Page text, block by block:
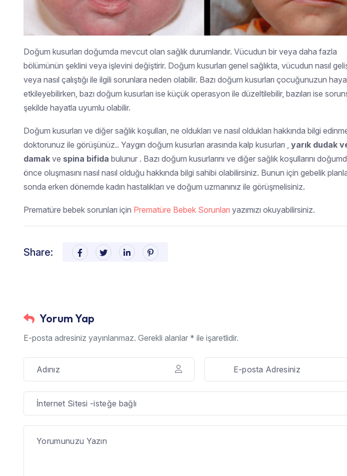
Doğum kusurları doğumda mevcut olan sağlık durumlarıdır. Vücudun bir veya daha fazla
bölümünün şeklini veya işlevini değiştirir. Doğum kusurları genel sağlıkta, vücudun nasıl
veya nasıl çalıştığı ile ilgili sorunlara neden olabilir. Bazı doğum kusurları çocuğunuzun
etkileyebilirken, bazı doğum kusurları ise küçük operasyon ile düzeltilebilir, bazıları ise
şekilde hayatla uyumlu olabilir.
Doğum kusurları ve diğer sağlık koşulları, ne oldukları ve nasıl oldukları hakkında bilgi
doktorunuz ile görüşünüz.. Yaygın doğum kusurları arasında kalp kusurları , yarık dudak
damak ve spina bifida bulunur . Bazı doğum kusurlarını ve diğer sağlık koşullarını
önce oluşmasını nasıl nasıl olduğu hakkında bilgi sahibi olabilirsiniz. Bunun için gebelik
sonda erken dönemde kadın hastalıkları ve doğum uzmanınız ile görüşmelisiniz.
Prematüre bebek sorunları için Prematüre Bebek Sorunları yazımızı okuyabilirsiniz.
Share:
Yorum Yap
E-posta adresiniz yayınlanmaz. Gerekli alanlar * ile işaretlidir.